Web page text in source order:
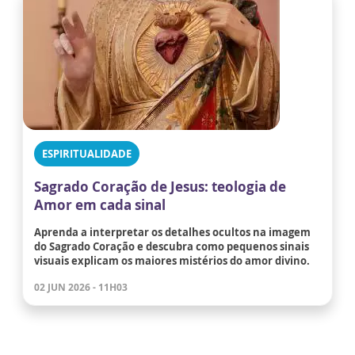
ESPIRITUALIDADE
Sagrado Coração de Jesus: teologia de
Amor em cada sinal
Aprenda a interpretar os detalhes ocultos na imagem
do Sagrado Coração e descubra como pequenos sinais
visuais explicam os maiores mistérios do amor divino.
02 JUN 2026 - 11H03